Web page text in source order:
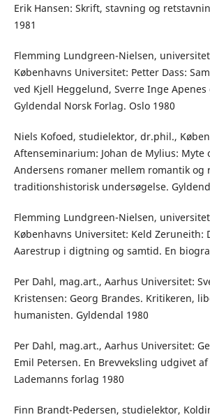
Erik Hansen: Skrift, stavning og
1981
Flemming Lundgreen-Nielsen,
Københavns Universitet: Petter Dass:
ved Kjell Heggelund, Sverre Inge Apenes
Gyldendal Norsk Forlag. Oslo 1980
Niels Kofoed, studielektor, dr.phil.,
Aftenseminarium: Johan de Mylius: Myte
Andersens romaner mellem romantik og
traditionshistorisk undersøgelse.
Flemming Lundgreen-Nielsen,
Københavns Universitet: Keld Zeruneith:
Aarestrup i digtning og samtid. En
Per Dahl, mag.art., Aarhus Universitet:
Kristensen: Georg Brandes. Kritikeren,
humanisten. Gyldendal 1980
Per Dahl, mag.art., Aarhus Universitet:
Emil Petersen. En Brevveksling udgivet
Lademanns forlag 1980
Finn Brandt-Pedersen, studielektor,